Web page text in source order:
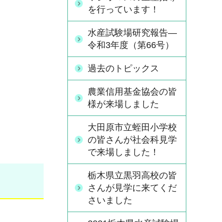
を行っています！
水産試験場研究報告―
令和3年度（第66号）
過去のトピックス
農業信用基金協会の皆
様が来場しました
大田原市立蛭田小学校
の皆さんが社会科見学
で来場しました！
栃木県立黒羽高校の皆
さんが見学に来てくだ
さいました